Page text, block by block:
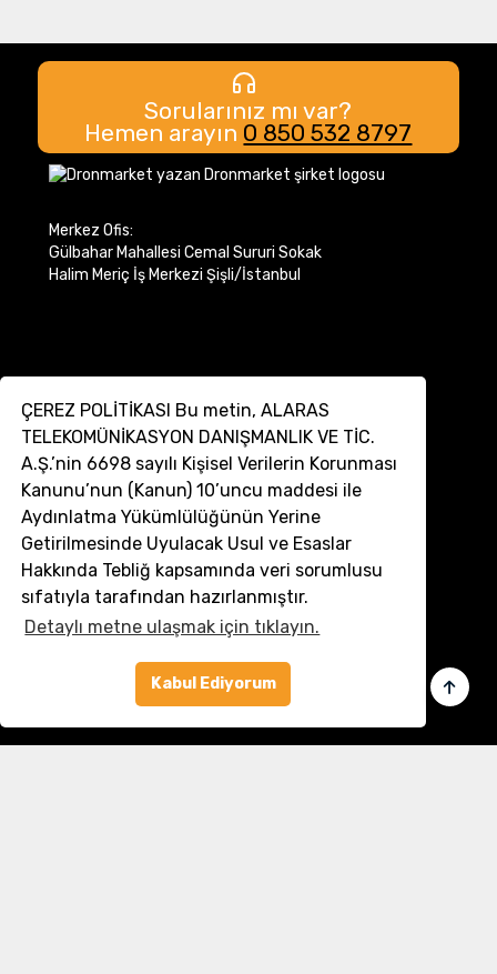
ÇEREZ POLİTİKASI Bu metin, ALARAS
TELEKOMÜNİKASYON DANIŞMANLIK VE TİC.
A.Ş.’nin 6698 sayılı Kişisel Verilerin Korunması
Kanunu’nun (Kanun) 10’uncu maddesi ile
Aydınlatma Yükümlülüğünün Yerine
Getirilmesinde Uyulacak Usul ve Esaslar
Hakkında Tebliğ kapsamında veri sorumlusu
sıfatıyla tarafından hazırlanmıştır.
Detaylı metne ulaşmak için tıklayın.
Kabul Ediyorum
Sorularınız mı var?
Hemen arayın 0 850 532 8797
Merkez Ofis:
Gülbahar Mahallesi Cemal Sururi Sokak
Halim Meriç İş Merkezi Şişli/İstanbul
İletişim
Müşteri Hizmetleri:0 850 532 8797
Email:destek@dronmarket.com
Şubelerimiz